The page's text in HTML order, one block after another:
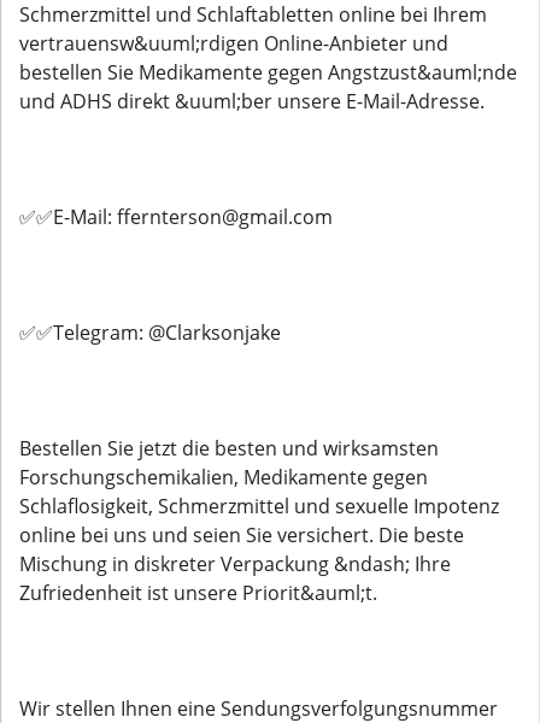
Schmerzmittel und Schlaftabletten online bei Ihrem
vertrauensw&uuml;rdigen Online-Anbieter und
bestellen Sie Medikamente gegen Angstzust&auml;nde
und ADHS direkt &uuml;ber unsere E-Mail-Adresse.
✅✅E-Mail: ffernterson@gmail.com
✅✅Telegram: @Clarksonjake
Bestellen Sie jetzt die besten und wirksamsten
Forschungschemikalien, Medikamente gegen
Schlaflosigkeit, Schmerzmittel und sexuelle Impotenz
online bei uns und seien Sie versichert. Die beste
Mischung in diskreter Verpackung &ndash; Ihre
Zufriedenheit ist unsere Priorit&auml;t.
Wir stellen Ihnen eine Sendungsverfolgungsnummer